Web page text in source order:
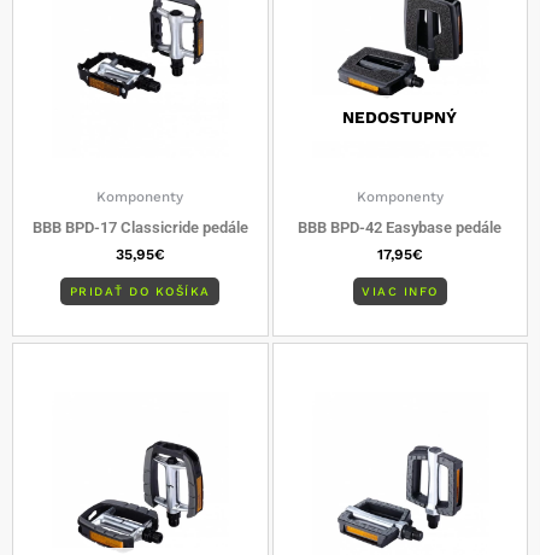
Komponenty
BBB BPD-17 Classicride pedále
35,95€
PRIDAŤ DO KOŠÍKA
NEDOSTUPNÝ
Komponenty
BBB BPD-42 Easybase pedále
17,95€
VIAC INFO